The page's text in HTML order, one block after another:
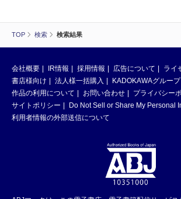
TOP 検索 検索結果
会社概要 IR情報 採用情報 広告について
ライ
書店様向け
法人様一括購入
KADOKAWAグループ
作品の利用について
お問い合わせ
プライバシー
サイトポリシー
Do Not Sell or Share My Personal
利用者情報の外部送信について